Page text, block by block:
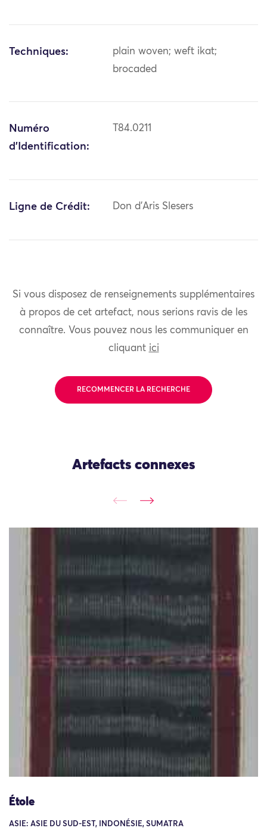
Techniques:
plain woven; weft ikat;
brocaded
Numéro
d'Identification:
T84.0211
Ligne de Crédit: Don d'Aris Slesers
Si vous disposez de renseignements supplémentaires
à propos de cet artefact, nous serions ravis de les
connaître. Vous pouvez nous les communiquer en
cliquant ici
RECOMMENCER LA RECHERCHE
Artefacts connexes
Étole
ASIE: ASIE DU SUD-EST, INDONÉSIE, SUMATRA